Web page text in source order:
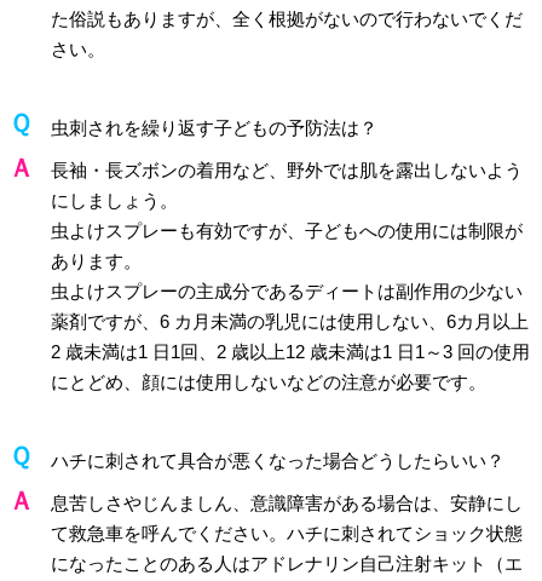
た俗説もありますが、全く根拠がないので行わないでくだ
さい。
虫刺されを繰り返す子どもの予防法は？
長袖・長ズボンの着用など、野外では肌を露出しないよう
にしましょう。
虫よけスプレーも有効ですが、子どもへの使用には制限が
あります。
虫よけスプレーの主成分であるディートは副作用の少ない
薬剤ですが、6 カ月未満の乳児には使用しない、6カ月以上
2 歳未満は1 日1回、2 歳以上12 歳未満は1 日1～3 回の使用
にとどめ、顔には使用しないなどの注意が必要です。
ハチに刺されて具合が悪くなった場合どうしたらいい？
息苦しさやじんましん、意識障害がある場合は、安静にし
て救急車を呼んでください。ハチに刺されてショック状態
になったことのある人はアドレナリン自己注射キット（エ